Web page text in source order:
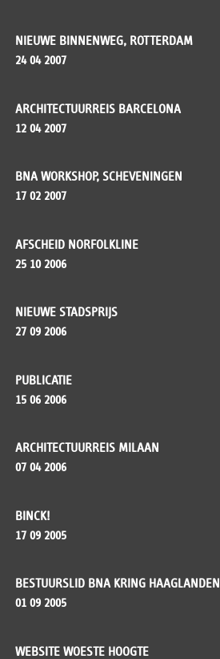
NIEUWE BINNENWEG, ROTTERDAM
24 04 2007
ARCHITECTUURREIS BARCELONA
12 04 2007
BNA WORKSHOP, SCHEVENINGEN
17 02 2007
AFSCHEID NORFOLKLINE
25 10 2006
NIEUWE STADSPRIJS
27 09 2006
PUBLICATIE
15 06 2006
ARCHITECTUURREIS MILAAN
07 04 2006
BINCK!
17 09 2005
BESTUURSLID BNA KRING HAAGLANDEN
01 09 2005
WEBSITE WOESTE HOOGTE